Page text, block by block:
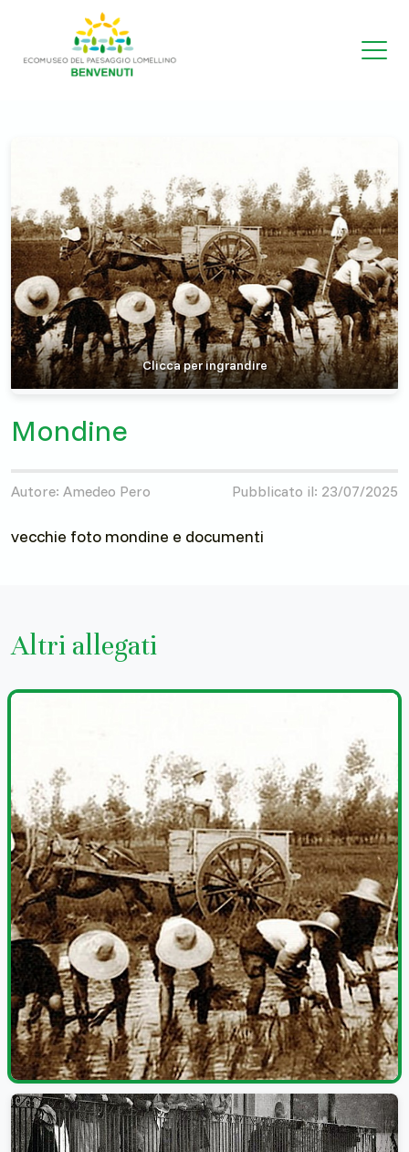
Clicca per ingrandire
Mondine
Autore: Amedeo Pero Pubblicato il: 23/07/2025
vecchie foto mondine e documenti
Altri allegati